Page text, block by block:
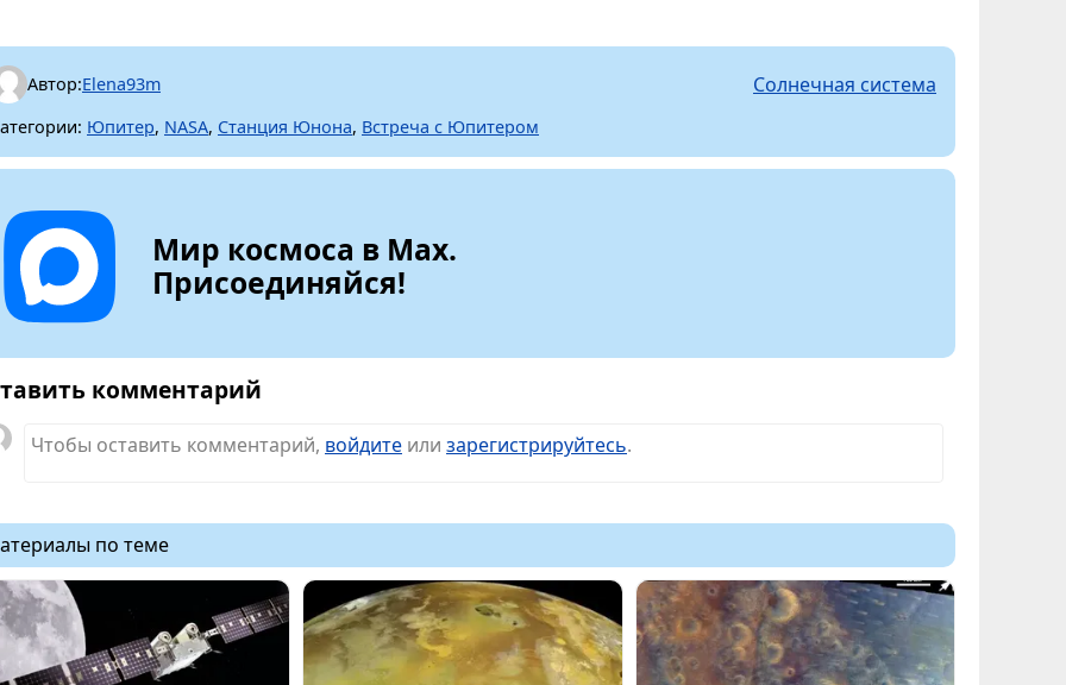
Автор:Elena93m Солнечная система
Юпитер, NASA, Станция Юнона, Встреча с Юпитером
Мир космоса в Max.
Присоединяйся!
комментарий
Чтобы оставить комментарий, войдите или зарегистрируйтесь.
по теме